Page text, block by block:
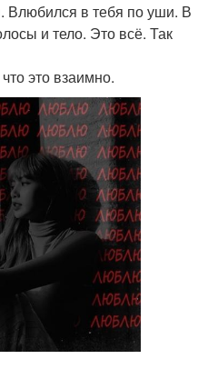
Влюбился в тебя по уши. В
и тело. Это всё. Так
это взаимно.